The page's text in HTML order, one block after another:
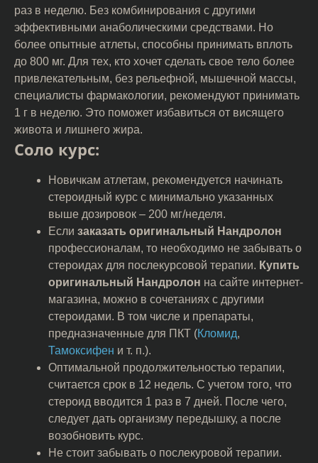
раз в неделю. Без комбинирования с другими
эффективными анаболическими средствами. Но
более опытные атлеты, способны принимать вплоть
до 800 мг. Для тех, кто хочет сделать свое тело более
привлекательным, без рельефной, мышечной массы,
специалисты фармакологии, рекомендуют принимать
1 г в неделю. Это поможет избавиться от висящего
живота и лишнего жира.
Соло курс:
Новичкам атлетам, рекомендуется начинать
стероидный курс с минимально указанных
выше дозировок – 200 мг/неделя.
Если заказать оригинальный Нандролон
профессионалам, то необходимо не забывать о
стероидах для послекурсовой терапии. Купить
оригинальный Нандролон на сайте интернет-
магазина, можно в сочетаниях с другими
стероидами. В том числе и препараты,
предназначенные для ПКТ (Кломид,
Тамоксифен и т. п.).
Оптимальной продолжительностью терапии,
считается срок в 12 недель. С учетом того, что
стероид вводится 1 раз в 7 дней. После чего,
следует дать организму передышку, а после
возобновить курс.
Не стоит забывать о послекуровой терапии.